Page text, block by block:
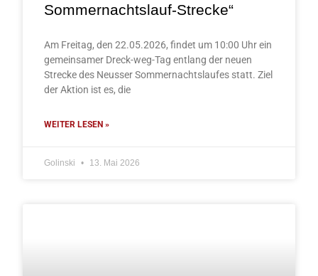
Sommernachtslauf-Strecke“
Am Freitag, den 22.05.2026, findet um 10:00 Uhr ein
gemeinsamer Dreck-weg-Tag entlang der neuen
Strecke des Neusser Sommernachtslaufes statt. Ziel
der Aktion ist es, die
WEITER LESEN »
Golinski 13. Mai 2026